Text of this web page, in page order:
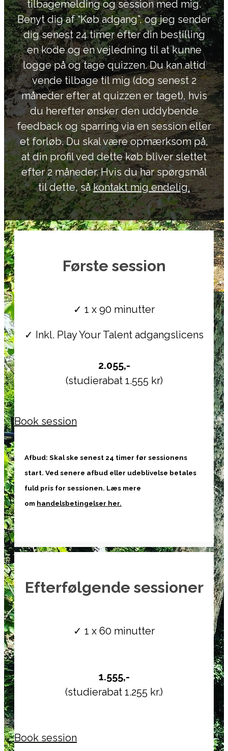
tilbagemelding og session med mig.
Benyt dig af “Køb adgang”, og jeg sender
dig senest 24 timer efter din bestilling
en kode og en vejledning til at kunne
logge på og tage quizzen. Du kan altid
vende tilbage til mig (dog senest 2
måneder efter at quizzen er taget), hvis
du herefter ønsker den uddybende
feedback og sparring via en session eller
et forløb. Du skal være opmærksom på,
at din profil ved dette køb bliver slettet
efter 2 måneder. Hvis du har spørgsmål
til dette, såkontakt mig endelig.
Første session
✓ 1 x 90 minutter
✓ Inkl. Play Your Talent adgangslicens
2.055,-
(studierabat 1.555 kr)
Book session
Afbud: Skal ske senest 24 timer før sessionens
start. Ved senere afbud eller udeblivelse betales
fuld pris for sessionen. Læs mere
om handelsbetingelser her.
Efterfølgende sessioner
✓ 1 x 60 minutter
1.555,-
(studierabat 1.255 kr.)
Book session